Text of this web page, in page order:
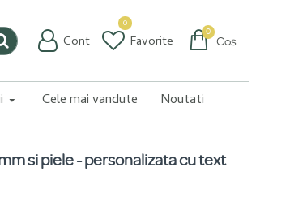
Cont Favorite
0
Coș
0
Cele mai vandute Noutati
si piele - personalizata cu text